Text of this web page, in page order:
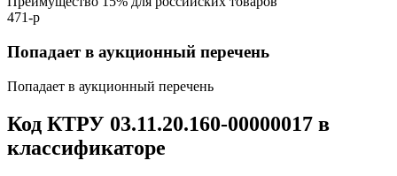
471-р
Попадает в аукционный перечень
Попадает в аукционный перечень
Код КТРУ 03.11.20.160-00000017 в
классификаторе